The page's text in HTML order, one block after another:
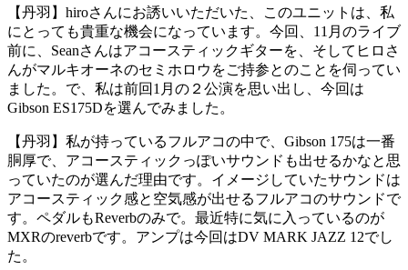
【丹羽】hiroさんにお誘いいただいた、このユニットは、私
にとっても貴重な機会になっています。今回、11月のライブ
前に、Seanさんはアコースティックギターを、そしてヒロさ
んがマルキオーネのセミホロウをご持参とのことを伺ってい
ました。で、私は前回1月の２公演を思い出し、今回は
Gibson ES175Dを選んでみました。
【丹羽】私が持っているフルアコの中で、Gibson 175は一番
胴厚で、アコースティックっぽいサウンドも出せるかなと思
っていたのが選んだ理由です。イメージしていたサウンドは
アコースティック感と空気感が出せるフルアコのサウンドで
す。ペダルもReverbのみで。最近特に気に入っているのが
MXRのreverbです。アンプは今回はDV MARK JAZZ 12でし
た。